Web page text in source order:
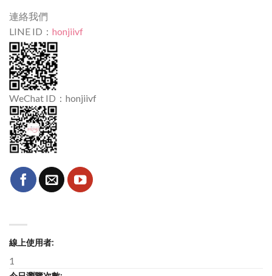
連絡我們
LINE ID： honjiivf
WeChat ID：honjiivf
線上使用者:
1